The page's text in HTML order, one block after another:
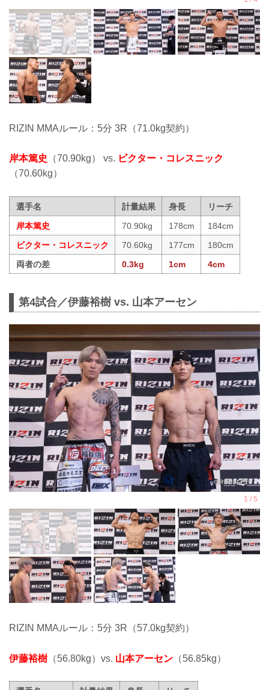
RIZIN MMAルール：5分 3R（71.0kg契約）
岸本篤史 （70.90kg） vs. ビクター・コレスニック
（70.60kg）
選手名 計量結果 身長
リーチ
岸本篤史
70.90kg 178cm
184cm
ビクター・コレスニック
70.60kg 177cm
180cm
両者の差
0.3kg 1cm 4cm
第4試合／伊藤裕樹 vs. 山本アーセン
RIZIN MMAルール：5分 3R（57.0kg契約）
伊藤裕樹 （56.80kg）vs. 山本アーセン （56.85kg）